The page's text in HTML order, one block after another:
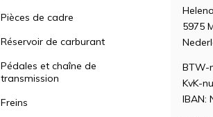
Pièces de cadre
Réservoir de carburant
Pédales et chaîne de
transmission
Freins
5975
BTW-
KvK-
IBAN: